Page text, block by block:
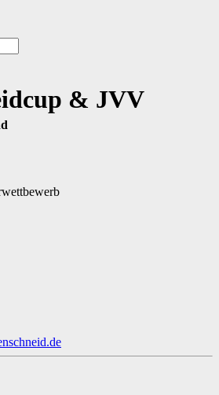
& JVV